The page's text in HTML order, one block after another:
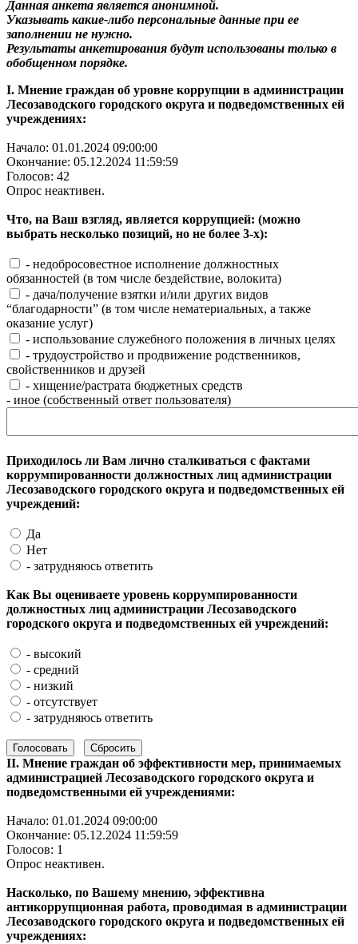
Данная анкета является анонимной.
Указывать какие-либо персональные данные при ее
заполнении не нужно.
Результаты анкетирования будут использованы только в
обобщенном порядке.
I. Мнение граждан об уровне коррупции в администрации
Лесозаводского городского округа и подведомственных ей
учреждениях:
Начало: 01.01.2024 09:00:00
Окончание: 05.12.2024 11:59:59
Голосов: 42
Опрос неактивен.
Что, на Ваш взгляд, является коррупцией: (можно
выбрать несколько позиций, но не более 3-х):
- недобросовестное исполнение должностных
обязанностей (в том числе бездействие, волокита)
- дача/получение взятки и/или других видов
“благодарности” (в том числе нематериальных, а также
оказание услуг)
- использование служебного положения в личных целях
- трудоустройство и продвижение родственников,
свойственников и друзей
- хищение/растрата бюджетных средств
- иное (собственный ответ пользователя)
Приходилось ли Вам лично сталкиваться с фактами
коррумпированности должностных лиц администрации
Лесозаводского городского округа и подведомственных ей
учреждений:
Да
Нет
- затрудняюсь ответить
Как Вы оцениваете уровень коррумпированности
должностных лиц администрации Лесозаводского
городского округа и подведомственных ей учреждений:
- высокий
- средний
- низкий
- отсутствует
- затрудняюсь ответить
II. Мнение граждан об эффективности мер, принимаемых
администрацией Лесозаводского городского округа и
подведомственными ей учреждениями:
Начало: 01.01.2024 09:00:00
Окончание: 05.12.2024 11:59:59
Голосов: 1
Опрос неактивен.
Насколько, по Вашему мнению, эффективна
антикоррупционная работа, проводимая в администрации
Лесозаводского городского округа и подведомственных ей
учреждениях: